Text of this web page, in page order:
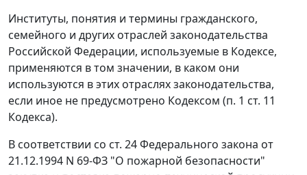
Институты, понятия и термины гражданского,
семейного и других отраслей законодательства
Российской Федерации, используемые в Кодексе,
применяются в том значении, в каком они
используются в этих отраслях законодательства,
если иное не предусмотрено Кодексом (п. 1 ст. 11
Кодекса).
В соответствии со ст. 24Федерального закона от
21.12.1994 N 69-ФЗ "О пожарной безопасности"